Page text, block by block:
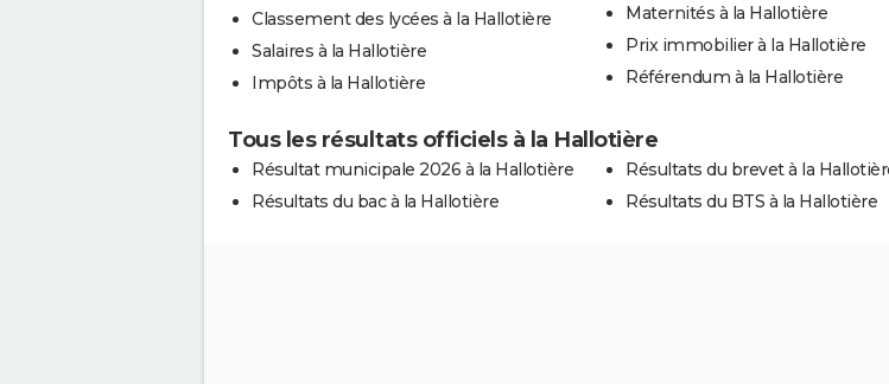
Classement des lycées à la Hallotière
Salaires à la Hallotière
Impôts à la Hallotière
Maternités à la Hallotière
Prix immobilier à la Hallotière
Référendum à la Hallotière
Tous les résultats officiels à la Hallotière
Résultat municipale 2026 à la Hallotière
Résultats du bac à la Hallotière
Résultats du brevet à la
Résultats du BTS à la Hallotière